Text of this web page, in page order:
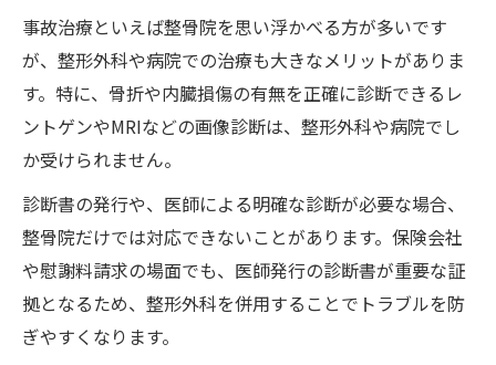
事故治療といえば整骨院を思い浮かべる方が多いです
が、整形外科や病院での治療も大きなメリットがありま
す。特に、骨折や内臓損傷の有無を正確に診断できるレ
ントゲンやMRIなどの画像診断は、整形外科や病院でし
か受けられません。
診断書の発行や、医師による明確な診断が必要な場合、
整骨院だけでは対応できないことがあります。保険会社
や慰謝料請求の場面でも、医師発行の診断書が重要な証
拠となるため、整形外科を併用することでトラブルを防
ぎやすくなります。